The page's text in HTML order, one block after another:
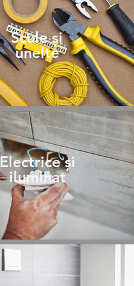
Electrice și
iluminat
Scule și
unelte